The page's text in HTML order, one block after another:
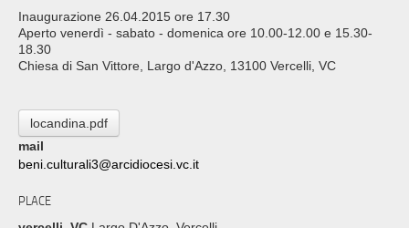
Inaugurazione 26.04.2015 ore 17.30
Aperto venerdì - sabato - domenica ore 10.00-12.00 e 15.30-
18.30
Chiesa di San Vittore, Largo d'Azzo, 13100 Vercelli, VC
locandina.pdf
mail
beni.culturali3@arcidiocesi.vc.it
PLACE